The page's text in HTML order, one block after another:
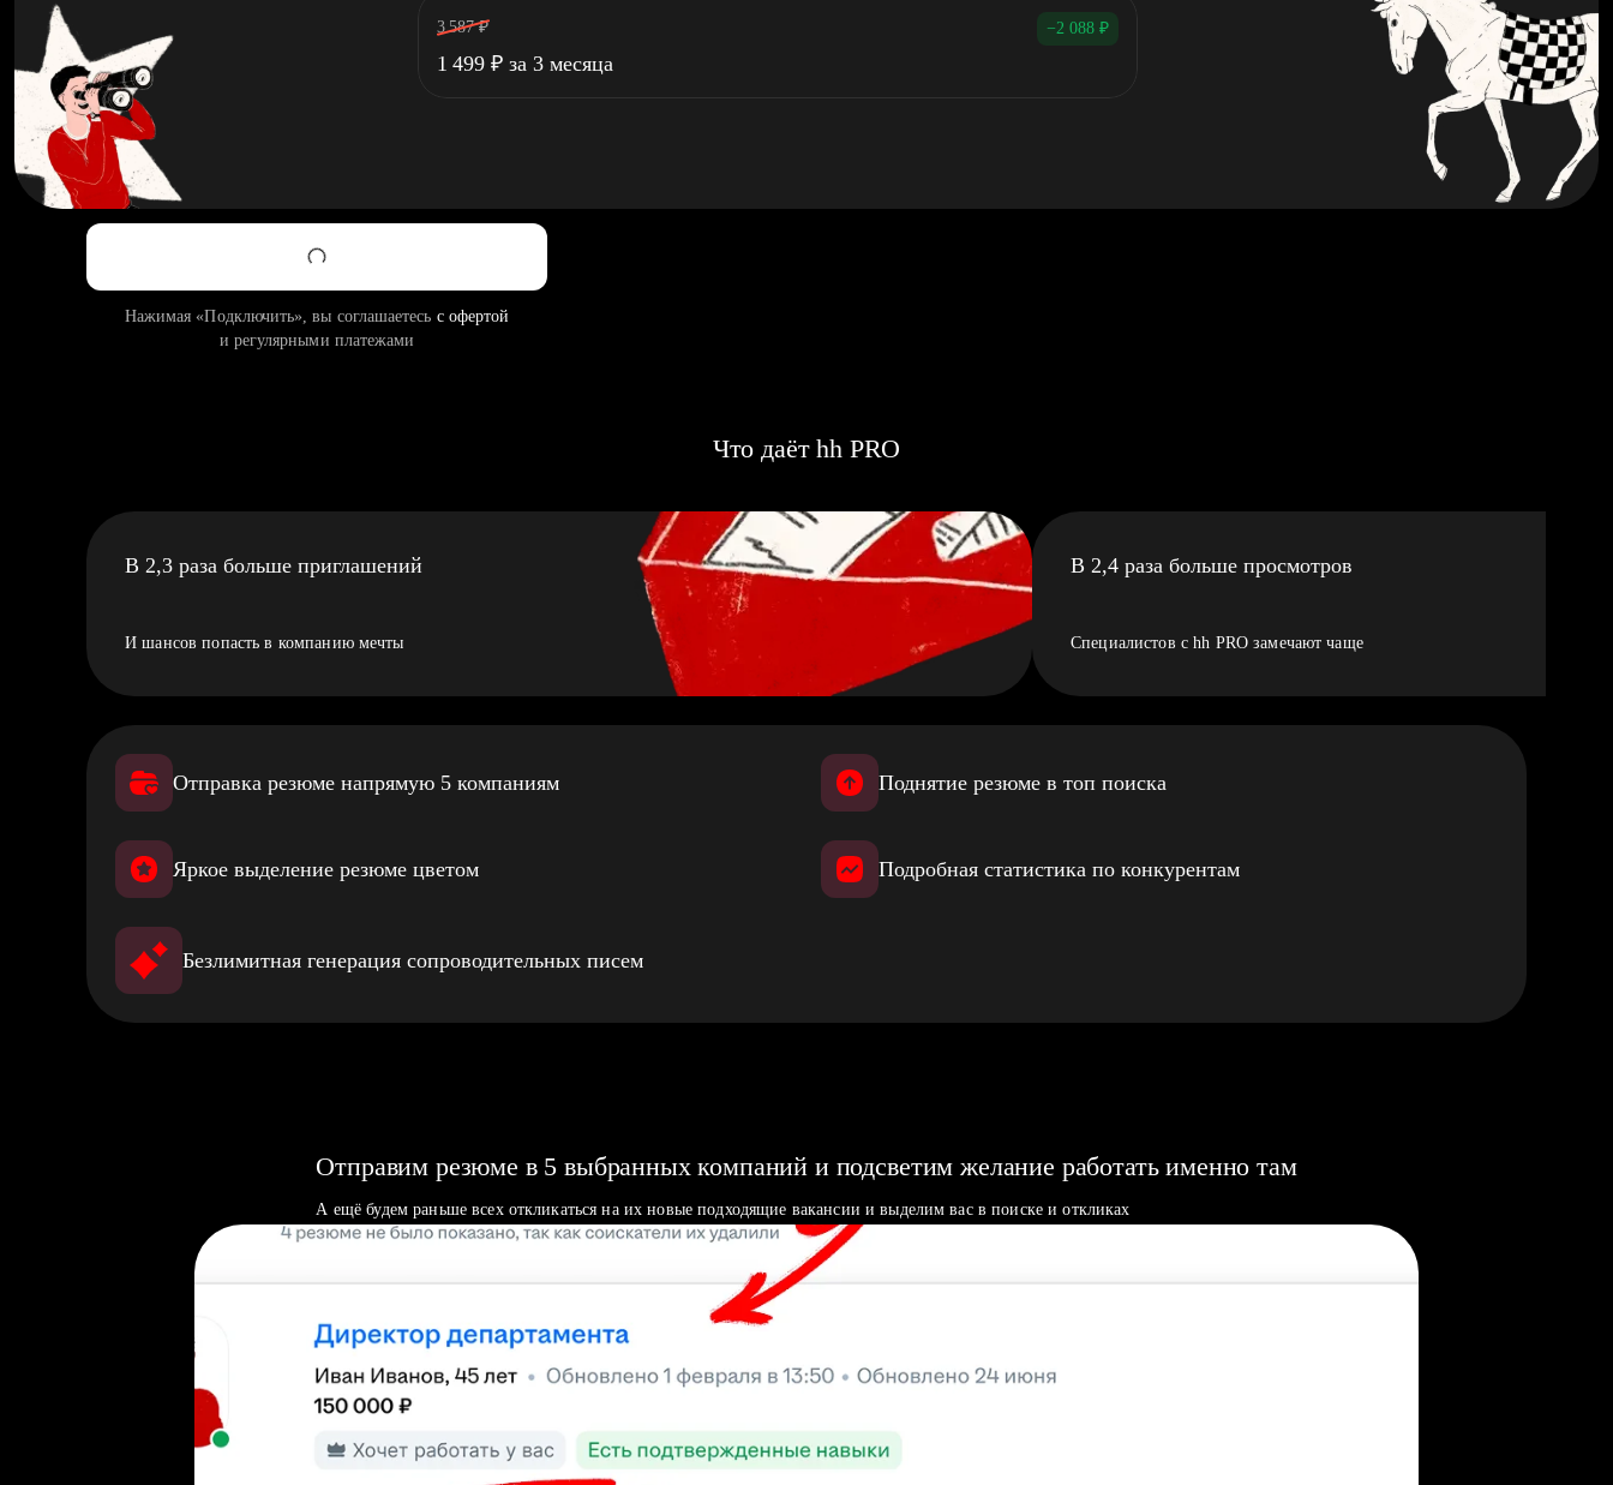
3 587 ₽ −2 088 ₽
1 499 ₽ за 3 месяца
Нажимая «Подключить», вы соглашаетесь с офертой
и регулярными платежами
Что даёт hh PRO
В 2,3 раза больше приглашений
И шансов попасть в компанию мечты
В 2,4 раза больше просмотров
Специалистов с hh PRO замечают чаще
Отправка резюме напрямую 5 компаниям Поднятие резюме в топ поиска
Яркое выделение резюме цветом Подробная статистика по конкурентам
Безлимитная генерация сопроводительных писем
Отправим резюме в 5 выбранных компаний и подсветим желание работать именно там
А ещё будем раньше всех откликаться на их новые подходящие вакансии и выделим вас в поиске и откликах